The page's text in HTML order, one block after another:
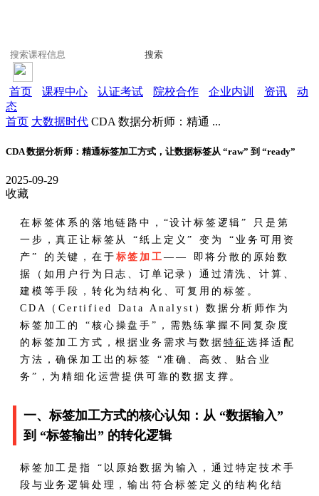
搜索
首页 课程中心 认证考试 院校合作 企业内训 资讯
动
态
首页 大数据时代 CDA 数据分析师：精通 ...
CDA 数据分析师：精通标签加工方式，让数据标签从 “raw” 到 “ready”
2025-09-29
收藏
在标签体系的落地链路中，“设计标签逻辑” 只是第
一步，真正让标签从 “纸上定义” 变为 “业务可用资
产” 的关键，在于 标签加工 —— 即将分散的原始数
据（如用户行为日志、订单记录）通过清洗、计算、
建模等手段，转化为结构化、可复用的标签。
CDA（Certified Data Analyst）数据分析师作为
标签加工的 “核心操盘手”，需熟练掌握不同复杂度
的标签加工方式，根据业务需求与数据 特征选择适配
方法，确保加工出的标签 “准确、高效、贴合业
务”，为精细化运营提供可靠的数据支撑。
一、标签加工方式的核心认知：从 “数据输入”
到 “标签输出” 的转化逻辑
标签加工是指 “以原始数据为输入，通过特定技术手
段与业务逻辑处理，输出符合标签定义的结构化结